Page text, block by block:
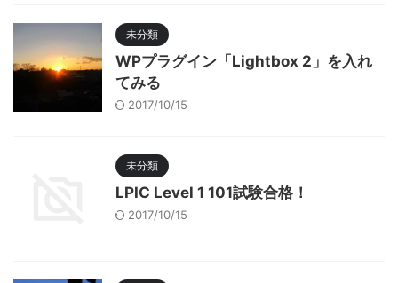
未分類
WPプラグイン「Lightbox 2」を入れ
てみる
2017/10/15
未分類
LPIC Level 1 101試験合格！
2017/10/15